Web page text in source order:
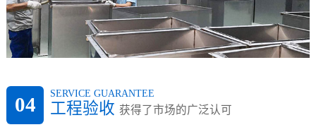
04 SERVICE GUARANTEE
工程验收 获得了市场的广泛认可